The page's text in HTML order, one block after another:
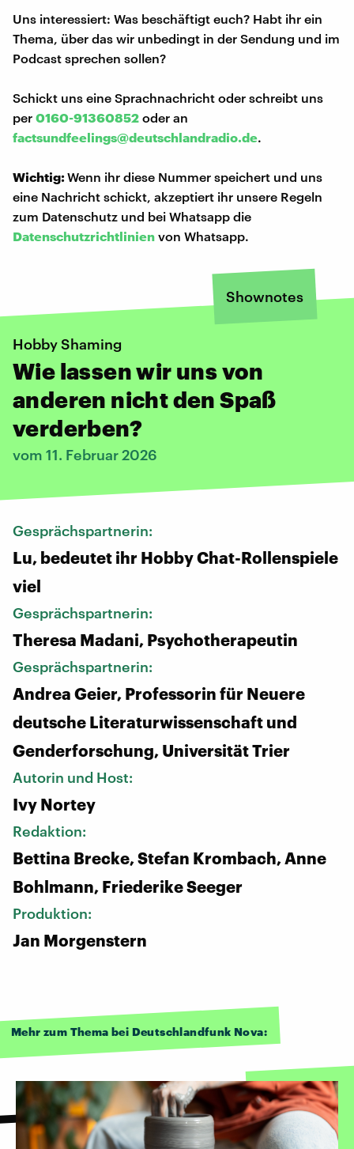
Uns interessiert: Was beschäftigt euch? Habt ihr ein
Thema, über das wir unbedingt in der Sendung und im
Podcast sprechen sollen?
Schickt uns eine Sprachnachricht oder schreibt uns
per 0160-91360852 oder an
factsundfeelings@deutschlandradio.de.
Wichtig:Wenn ihr diese Nummer speichert und uns
eine Nachricht schickt, akzeptiert ihr unsere Regeln
zum Datenschutz und bei Whatsapp die
Datenschutzrichtlinien von Whatsapp.
Shownotes
Hobby Shaming
Wie lassen wir uns von
anderen nicht den Spaß
verderben?
vom 11. Februar 2026
Gesprächspartnerin:
Lu, bedeutet ihr Hobby Chat-Rollenspiele
viel
Gesprächspartnerin:
Theresa Madani, Psychotherapeutin
Gesprächspartnerin:
Andrea Geier, Professorin für Neuere
deutsche Literaturwissenschaft und
Genderforschung, Universität Trier
Autorin und Host:
Ivy Nortey
Redaktion:
Bettina Brecke, Stefan Krombach, Anne
Bohlmann, Friederike Seeger
Produktion:
Jan Morgenstern
Mehr zum Thema bei Deutschlandfunk Nova: